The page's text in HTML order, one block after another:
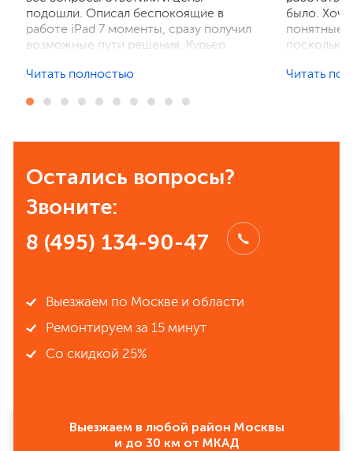
подошли. Описал беспокоящие в
работе iPad 7 моменты, сразу получил
возможные пути решения. Курьер
отзвонились по итогам осмотра,
порадовал, без лишнего ожидания и
рекомендовать всем знакомым.
Читать полностью
было. Хочу
понятные
поскольку
Читать
Остались вопросы?
Звоните:
8 (495) 134-90-47
Выезжаем по Москве и области
Ремонтируем за 15 минут
Со скидкой 25%
Выезжаем в любой район Москвы
и до 30 км от МКАД